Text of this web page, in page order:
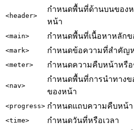
<header>
กำหนดพื้นที่ด้านบนของ
หน้า
<main> กำหนดพื้นที่เนื้อหาหลักข
<mark> กำหนดข้อความที่สำคัญ
<meter> กำหนดความคืบหน้าหรือ
<nav>
กำหนดพื้นที่การนำทาง
ของหน้า
<progress> กำหนดแถบความคืบหน้า
<time> กำหนดวันที่หรือเวลา